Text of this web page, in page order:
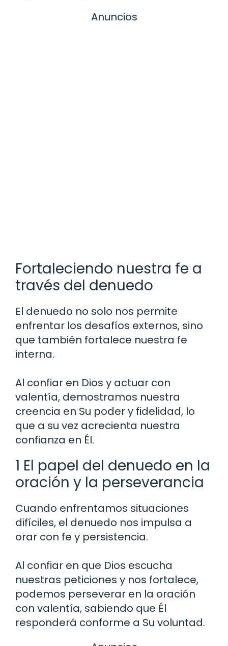
Anuncios
Fortaleciendo nuestra fe a
través del denuedo
El denuedo no solo nos permite
enfrentar los desafíos externos, sino
que también fortalece nuestra fe
interna.
Al confiar en Dios y actuar con
valentía, demostramos nuestra
creencia en Su poder y fidelidad, lo
que a su vez acrecienta nuestra
confianza en Él.
1 El papel del denuedo en la
oración y la perseverancia
Cuando enfrentamos situaciones
difíciles, el denuedo nos impulsa a
orar con fe y persistencia.
Al confiar en que Dios escucha
nuestras peticiones y nos fortalece,
podemos perseverar en la oración
con valentía, sabiendo que Él
responderá conforme a Su voluntad.